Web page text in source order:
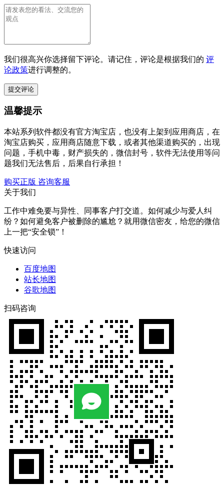
我们很高兴你选择留下评论。请记住，评论是根据我们的 评
论政策进行调整的。
温馨提示
本站系列软件都没有官方淘宝店，也没有上架到应用商店，在
淘宝店购买，应用商店随意下载，或者其他渠道购买的，出现
问题，手机中毒，财产损失的，微信封号，软件无法使用等问
题我们无法售后，后果自行承担！
购买正版 咨询客服
关于我们
工作中难免要与异性、同事客户打交道。如何减少与爱人纠
纷？如何避免客户被删除的尴尬？就用微信密友，给您的微信
上一把“安全锁”！
快速访问
百度地图
站长地图
谷歌地图
扫码咨询